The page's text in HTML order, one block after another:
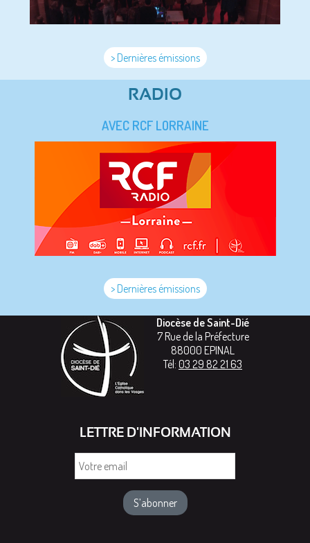
> Dernières émissions
RADIO
AVEC RCF LORRAINE
> Dernières émissions
Diocèse de Saint-Dié
7 Rue de la Préfecture
88000 EPINAL
Tél: 03 29 82 21 63
LETTRE D'INFORMATION